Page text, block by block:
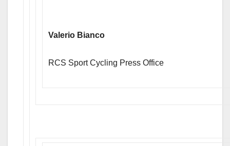
Valerio Bianco
RCS Sport Cycling Press Office